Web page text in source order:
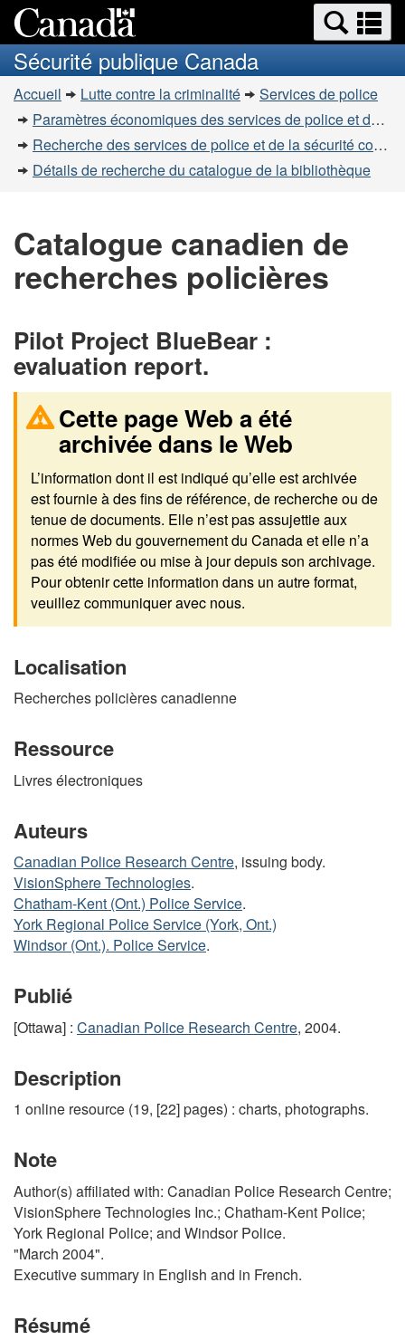
au
contenu
principal
à
la
version
HTML
simplifiée
Recherche
et
menus
et
Sécurité publique Canada
Vous
êtes
ici
Accueil Lutte contre la criminalité
Services de police
Paramètres économiques des services de police et de la sécurité communautaire
Recherche des services de police et de la sécurité communautaire
Détails de recherche du catalogue de la bibliothèque
Catalogue canadien de
recherches policières
Pilot Project BlueBear :
evaluation report.
Cette page Web a été
archivée dans le Web
L’information dont il est indiqué qu’elle est archivée
est fournie à des fins de référence, de recherche ou de
tenue de documents. Elle n’est pas assujettie aux
normes Web du gouvernement du Canada et elle n’a
pas été modifiée ou mise à jour depuis son archivage.
Pour obtenir cette information dans un autre format,
veuillez communiquer avec nous.
Localisation
Recherches policières canadienne
Ressource
Livres électroniques
Auteurs
Canadian Police Research Centre, issuing body.
VisionSphere Technologies.
Chatham-Kent (Ont.) Police Service.
York Regional Police Service (York, Ont.)
Windsor (Ont.). Police Service.
Publié
[Ottawa] : Canadian Police Research Centre, 2004.
Description
1 online resource (19, [22] pages) : charts, photographs.
Note
Author(s) affiliated with: Canadian Police Research Centre;
VisionSphere Technologies Inc.; Chatham-Kent Police;
York Regional Police; and Windsor Police.
"March 2004".
Executive summary in English and in French.
Résumé